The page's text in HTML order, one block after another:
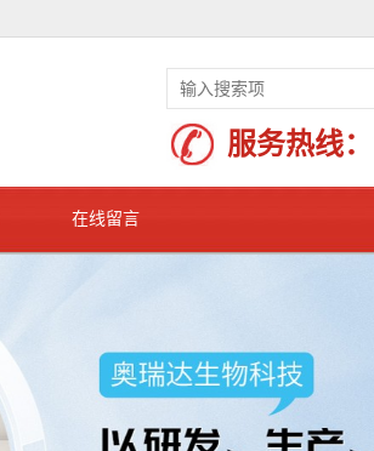
服务热线：
在线留言